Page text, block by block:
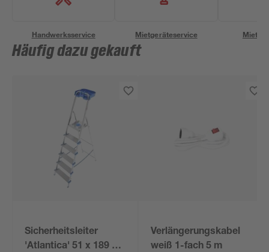
Handwerksservice Mietgeräteservice
Häufig dazu gekauft
Sicherheitsleiter
'Atlantica' 51 x 189 x
Verlängerungskabel
weiß 1-fach 5 m